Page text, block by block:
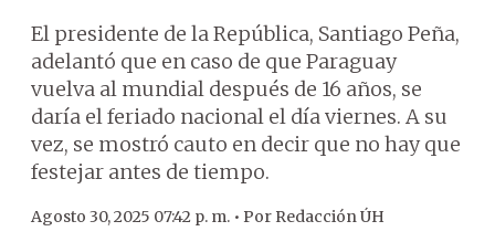
El presidente de la República, Santiago Peña,
adelantó que en caso de que Paraguay
vuelva al mundial después de 16 años, se
daría el feriado nacional el día viernes. A su
vez, se mostró cauto en decir que no hay que
festejar antes de tiempo.
Agosto 30, 2025 07:42 p. m. • Por Redacción ÚH